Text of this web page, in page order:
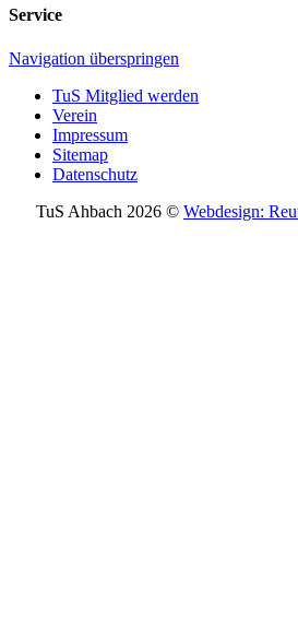
Service
Navigation überspringen
TuS Mitglied werden
Verein
Impressum
Sitemap
Datenschutz
TuS Ahbach 2026 © Webdesign: